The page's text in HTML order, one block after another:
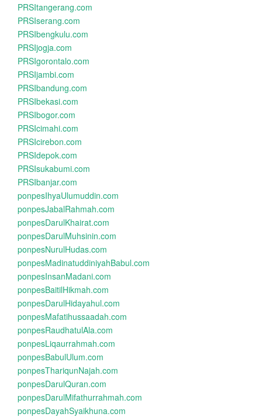
PRSItangerang.com
PRSIserang.com
PRSIbengkulu.com
PRSIjogja.com
PRSIgorontalo.com
PRSIjambi.com
PRSIbandung.com
PRSIbekasi.com
PRSIbogor.com
PRSIcimahi.com
PRSIcirebon.com
PRSIdepok.com
PRSIsukabumi.com
PRSIbanjar.com
ponpesIhyaUlumuddin.com
ponpesJabalRahmah.com
ponpesDarulKhairat.com
ponpesDarulMuhsinin.com
ponpesNurulHudas.com
ponpesMadinatuddiniyahBabul.com
ponpesInsanMadani.com
ponpesBaitilHikmah.com
ponpesDarulHidayahul.com
ponpesMafatihussaadah.com
ponpesRaudhatulAla.com
ponpesLiqaurrahmah.com
ponpesBabulUlum.com
ponpesThariqunNajah.com
ponpesDarulQuran.com
ponpesDarulMifathurrahmah.com
ponpesDayahSyaikhuna.com